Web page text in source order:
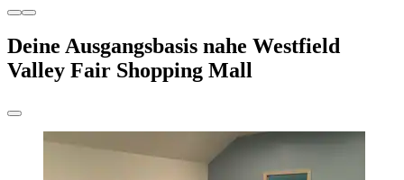
Deine Ausgangsbasis nahe Westfield
Valley Fair Shopping Mall